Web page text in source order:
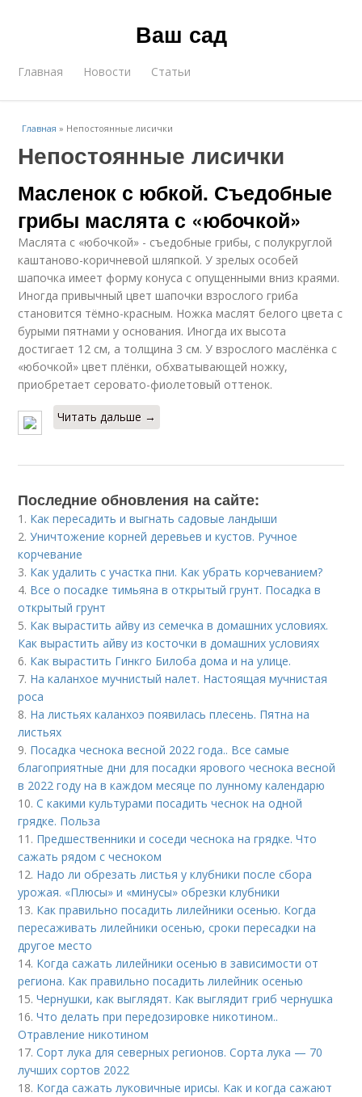
Ваш сад
Главная Новости Статьи
Главная » Непостоянные лисички
Непостоянные лисички
Масленок с юбкой. Съедобные
грибы маслята с «юбочкой»
Маслята с «юбочкой» - съедобные грибы, с полукруглой
каштаново-коричневой шляпкой. У зрелых особей
шапочка имеет форму конуса с опущенными вниз краями.
Иногда привычный цвет шапочки взрослого гриба
становится тёмно-красным. Ножка маслят белого цвета с
бурыми пятнами у основания. Иногда их высота
достигает 12 см, а толщина 3 см. У взрослого маслёнка с
«юбочкой» цвет плёнки, обхватывающей ножку,
приобретает серовато-фиолетовый оттенок.
Читать дальше →
Последние обновления на сайте:
1. Как пересадить и выгнать садовые ландыши
2.Уничтожение корней деревьев и кустов. Ручное
корчевание
3. Как удалить с участка пни. Как убрать корчеванием?
4. Все о посадке тимьяна в открытый грунт. Посадка в
открытый грунт
5. Как вырастить айву из семечка в домашних условиях.
Как вырастить айву из косточки в домашних условиях
6. Как вырастить Гинкго Билоба дома и на улице.
7. На каланхое мучнистый налет. Настоящая мучнистая
роса
8. На листьях каланхоэ появилась плесень. Пятна на
листьях
9. Посадка чеснока весной 2022 года.. Все самые
благоприятные дни для посадки ярового чеснока весной
в 2022 году на в каждом месяце по лунному календарю
10.С какими культурами посадить чеснок на одной
грядке. Польза
11. Предшественники и соседи чеснока на грядке. Что
сажать рядом с чесноком
12. Надо ли обрезать листья у клубники после сбора
урожая. «Плюсы» и «минусы» обрезки клубники
13. Как правильно посадить лилейники осенью. Когда
пересаживать лилейники осенью, сроки пересадки на
другое место
14. Когда сажать лилейники осенью в зависимости от
региона. Как правильно посадить лилейник осенью
15.Чернушки, как выглядят. Как выглядит гриб чернушка
16.Что делать при передозировке никотином..
Отравление никотином
17.Сорт лука для северных регионов. Сорта лука — 70
лучших сортов 2022
18. Когда сажать луковичные ирисы. Как и когда сажают